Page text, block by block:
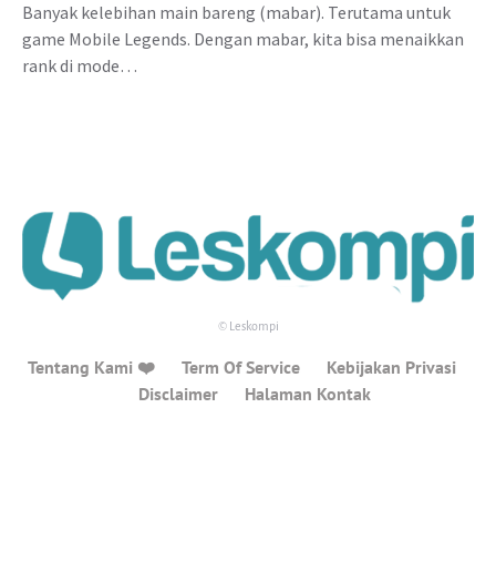
Banyak kelebihan main bareng (mabar). Terutama untuk
game Mobile Legends. Dengan mabar, kita bisa menaikkan
rank di mode…
© Leskompi
Tentang Kami ❤️ Term Of Service
Kebijakan Privasi
Disclaimer
Halaman Kontak